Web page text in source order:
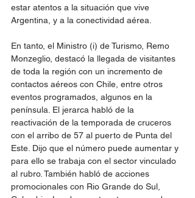
estar atentos a la situación que vive
Argentina, y a la conectividad aérea.
En tanto, el Ministro (i) de Turismo, Remo
Monzeglio, destacó la llegada de visitantes
de toda la región con un incremento de
contactos aéreos con Chile, entre otros
eventos programados, algunos en la
península. El jerarca habló de la
reactivación de la temporada de cruceros
con el arribo de 57 al puerto de Punta del
Este. Dijo que el número puede aumentar y
para ello se trabaja con el sector vinculado
al rubro. También habló de acciones
promocionales con Rio Grande do Sul,